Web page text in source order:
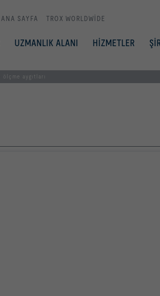
ANA SAYFA TROX WORLDWIDE
UZMANLIK ALANI HİZMETLER
ölçme aygıtları